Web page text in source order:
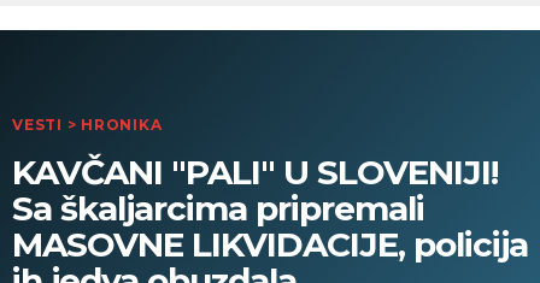
VESTI > HRONIKA
KAVČANI "PALI" U SLOVENIJI!
Sa škaljarcima pripremali
MASOVNE LIKVIDACIJE, policija